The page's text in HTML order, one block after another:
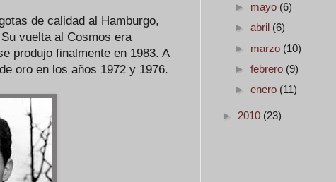
de calidad al Hamburgo,
vuelta al Cosmos era
produjo finalmente en 1983. A
oro en los años 1972 y 1976.
► mayo (6)
► abril (6)
► marzo (10)
► febrero (9)
► enero (11)
► 2010 (23)